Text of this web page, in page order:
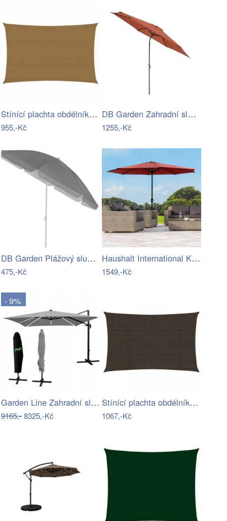
Stínící plachta obdélníková HDPE 2,5 x…
955,-Kč
DB Garden Zahradní slunečník Gemma…
1255,-Kč
DB Garden Plážový slunečník Trey 180 cm…
475,-Kč
Haushalt International Kovový slunečník…
1549,-Kč
- 9%
Garden Line Zahradní slunečník s…
9165,-8325,-Kč
Stínící plachta obdélníková HDPE 3 x 4…
1067,-Kč